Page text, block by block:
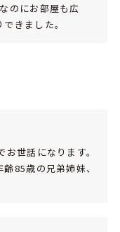
のにお部屋も広
きました。
世話になります。
85歳の兄弟姉妹、